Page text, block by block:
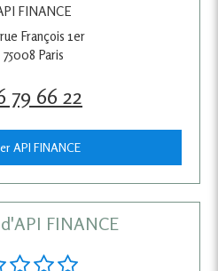
FINANCE
François 1er
75008 Paris
79 66 22
API FINANCE
FINANCE